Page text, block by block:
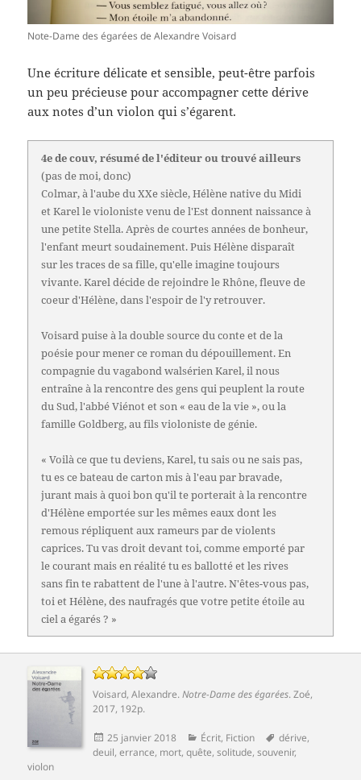
Note-Dame des égarées de Alexandre Voisard
Une écriture délicate et sensible, peut-être parfois
un peu précieuse pour accompagner cette dérive
aux notes d’un violon qui s’égarent.
4e de couv, résumé de l'éditeur ou trouvé ailleurs
(pas de moi, donc)
Colmar, à l'aube du XXe siècle, Hélène native du Midi
et Karel le violoniste venu de l'Est donnent naissance à
une petite Stella. Après de courtes années de bonheur,
l'enfant meurt soudainement. Puis Hélène disparaît
sur les traces de sa fille, qu'elle imagine toujours
vivante. Karel décide de rejoindre le Rhône, fleuve de
coeur d'Hélène, dans l'espoir de l'y retrouver.
Voisard puise à la double source du conte et de la
poésie pour mener ce roman du dépouillement. En
compagnie du vagabond walsérien Karel, il nous
entraîne à la rencontre des gens qui peuplent la route
du Sud, l'abbé Viénot et son « eau de la vie », ou la
famille Goldberg, au fils violoniste de génie.
« Voilà ce que tu deviens, Karel, tu sais ou ne sais pas,
tu es ce bateau de carton mis à l'eau par bravade,
jurant mais à quoi bon qu'il te porterait à la rencontre
d'Hélène emportée sur les mêmes eaux dont les
remous répliquent aux rameurs par de violents
caprices. Tu vas droit devant toi, comme emporté par
le courant mais en réalité tu es ballotté et les rives
sans fin te rabattent de l'une à l'autre. N'êtes-vous pas,
toi et Hélène, des naufragés que votre petite étoile au
ciel a égarés ? »
Voisard, Alexandre.Notre-Dame des égarées.Zoé,
2017, 192p.
Publié
le
25 janvier 2018 Catégories
Écrit, Fiction
Mots-
clés
dérive,
deuil, errance, mort, quête, solitude, souvenir,
violon